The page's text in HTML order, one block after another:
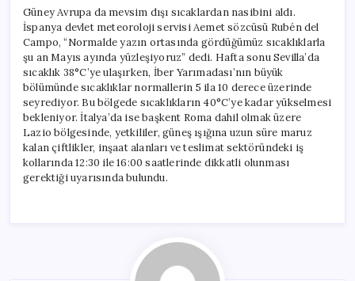
Güney Avrupa da mevsim dışı sıcaklardan nasibini aldı.
İspanya devlet meteoroloji servisi Aemet sözcüsü Rubén del
Campo, “Normalde yazın ortasında gördüğümüz sıcaklıklarla
şu an Mayıs ayında yüzleşiyoruz” dedi. Hafta sonu Sevilla’da
sıcaklık 38°C’ye ulaşırken, İber Yarımadası’nın büyük
bölümünde sıcaklıklar normallerin 5 ila 10 derece üzerinde
seyrediyor. Bu bölgede sıcaklıkların 40°C’ye kadar yükselmesi
bekleniyor. İtalya’da ise başkent Roma dahil olmak üzere
Lazio bölgesinde, yetkililer, güneş ışığına uzun süre maruz
kalan çiftlikler, inşaat alanları ve teslimat sektöründeki iş
kollarında 12:30 ile 16:00 saatlerinde dikkatli olunması
gerektiği uyarısında bulundu.